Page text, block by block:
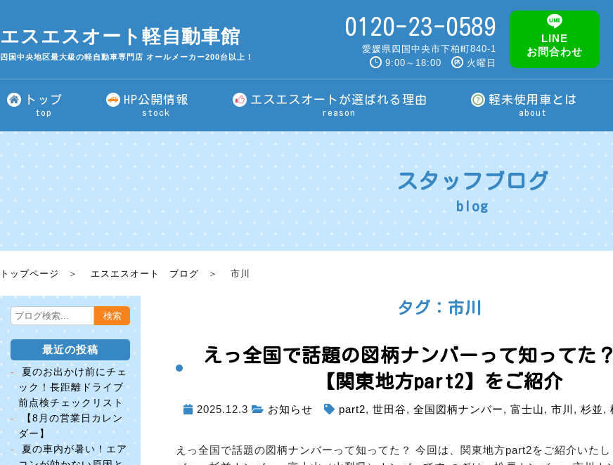
エスエスオート軽自動車館
四国中央地区最大級の軽自動車専門店 オールメーカー200台以上！
0120-23-0589
愛媛県四国中央市下柏町840-1
9:00～18:00
火曜日
LINE
お問合わせ
トップ
top
HP公開情報
stock
エスエスオートが選ばれる理由
reason
軽未使用車とは
about
スタッフブログ
blog
トップページ エスエスオート ブログ 市川
タグ：市川
えっ全国で話題の図柄ナンバーって知ってた？
【関東地方part2】をご紹介
2025.12.3 お知らせ part2, 世田谷, 全国図柄ナンバー, 富士山, 市川 , 杉並,
えっ全国で話題の図柄ナンバーって知ってた？ 今回は、関東地方part2をご紹介いたし
最近の投稿
夏のお出かけ前にチェ
ック！長距離ドライブ
前点検チェックリスト
【8月の営業日カレン
ダー】
夏の車内が暑い！エア